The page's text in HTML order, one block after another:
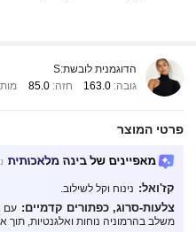
הדוגמנית לובשת:S
גובה: 163.0 חזה:85.0
פרטי המוצר
מאפיינים של בינה מלאכותית
קז'ואל: נינוח וקל לשילוב.
צלעות-סרוג, כפתורים קדמיים: עם
משלב בהרמוניה נוחות ואלגנטיות, תוך